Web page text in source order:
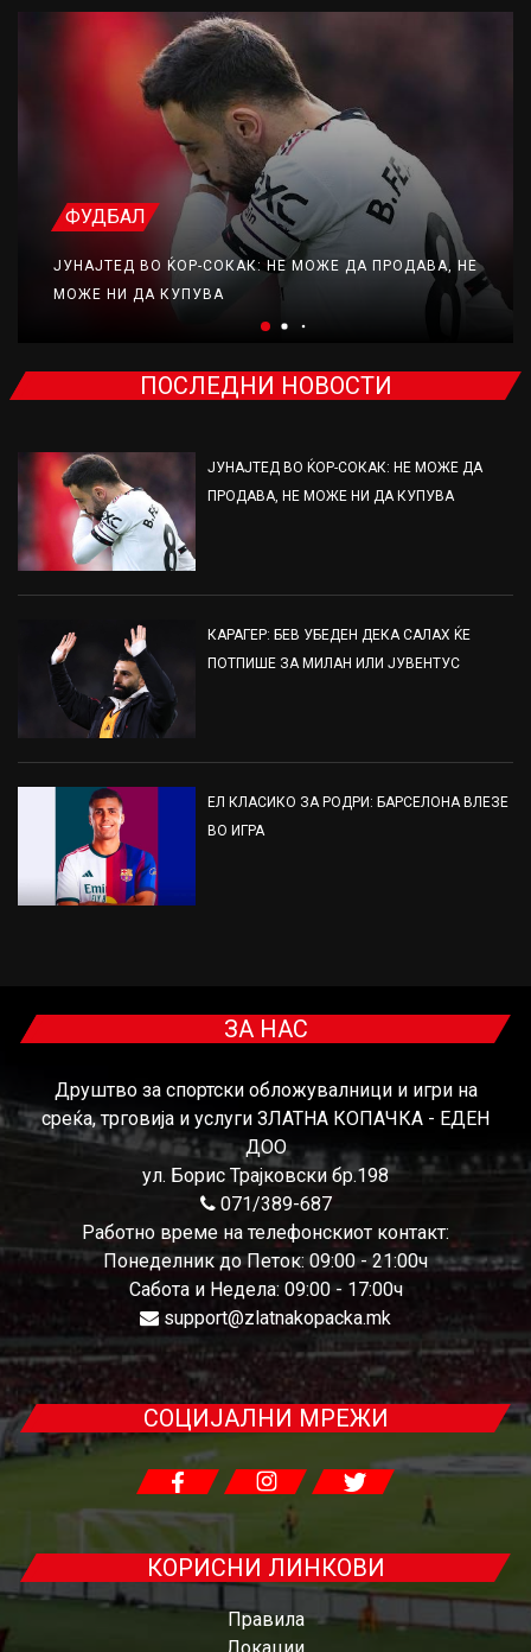
ФУДБАЛ
ЈУНАЈТЕД ВО ЌОР-СОКАК: НЕ МОЖЕ ДА ПРОДАВА, НЕ
МОЖЕ НИ ДА КУПУВА
ПОСЛЕДНИ НОВОСТИ
ЈУНАЈТЕД ВО ЌОР-СОКАК: НЕ МОЖЕ ДА
ПРОДАВА, НЕ МОЖЕ НИ ДА КУПУВА
КАРАГЕР: БЕВ УБЕДЕН ДЕКА САЛАХ ЌЕ
ПОТПИШЕ ЗА МИЛАН ИЛИ ЈУВЕНТУС
ЕЛ КЛАСИКО ЗА РОДРИ: БАРСЕЛОНА ВЛЕЗЕ
ВО ИГРА
ЗА НАС
Друштво за спортски обложувалници и игри на
среќа, трговија и услуги ЗЛАТНА КОПАЧКА - ЕДЕН
ДОО
ул. Борис Трајковски бр.198
071/389-687
Работно време на телефонскиот контакт:
Понеделник до Петок: 09:00 - 21:00ч
Сабота и Недела: 09:00 - 17:00ч
support@zlatnakopacka.mk
СОЦИЈАЛНИ МРЕЖИ
КОРИСНИ ЛИНКОВИ
Правила